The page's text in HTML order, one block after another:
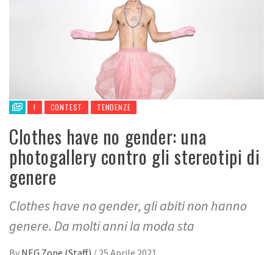
! CONTEST TENDENZE
Clothes have no gender: una
photogallery contro gli stereotipi di
genere
Clothes have no gender, gli abiti non hanno
genere. Da molti anni la moda sta
By NEG Zone (Staff) / 25 Aprile 2021